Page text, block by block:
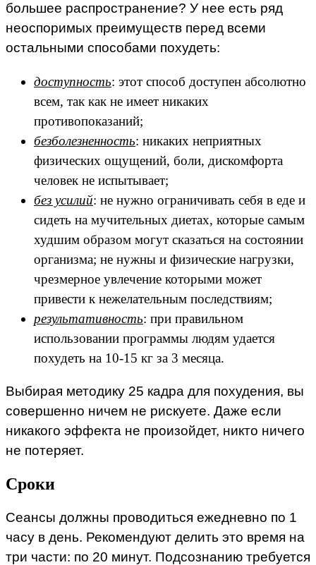
большее распространение? У нее есть ряд
неоспоримых преимуществ перед всеми
остальными способами похудеть:
доступность: этот способ доступен абсолютно
всем, так как не имеет никаких
противопоказаний;
безболезненность: никаких неприятных
физических ощущений, боли, дискомфорта
человек не испытывает;
без усилий: не нужно ограничивать себя в еде и
сидеть на мучительных диетах, которые самым
худшим образом могут сказаться на состоянии
организма; не нужны и физические нагрузки,
чрезмерное увлечение которыми может
привести к нежелательным последствиям;
результативность: при правильном
использовании программы людям удается
похудеть на 10-15 кг за 3 месяца.
Выбирая методику 25 кадра для похудения, вы
совершенно ничем не рискуете. Даже если
никакого эффекта не произойдет, никто ничего
не потеряет.
Сроки
Сеансы должны проводиться ежедневно по 1
часу в день. Рекомендуют делить это время на
три части: по 20 минут. Подсознанию требуется